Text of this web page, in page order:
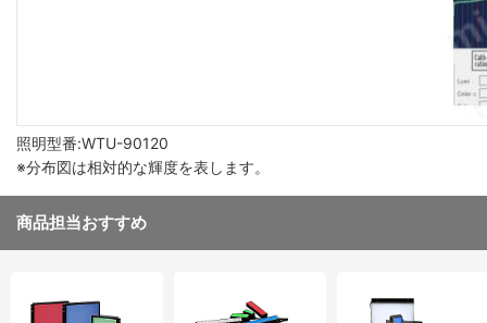
照明型番:WTU-90120
※分布図は相対的な輝度を表します。
商品担当おすすめ